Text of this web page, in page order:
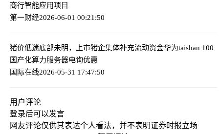
商行智能应用项目
第一财经2026-06-01 00:21:50
猪价低迷底部未明，上市猪企集体补充流动资金华为taishan 100
国产化算力服务器电询优惠
国际在线2026-05-31 17:47:50
用户评论
登录后可以发言
网友评论仅供其表达个人看法，并不表明证券时报立场